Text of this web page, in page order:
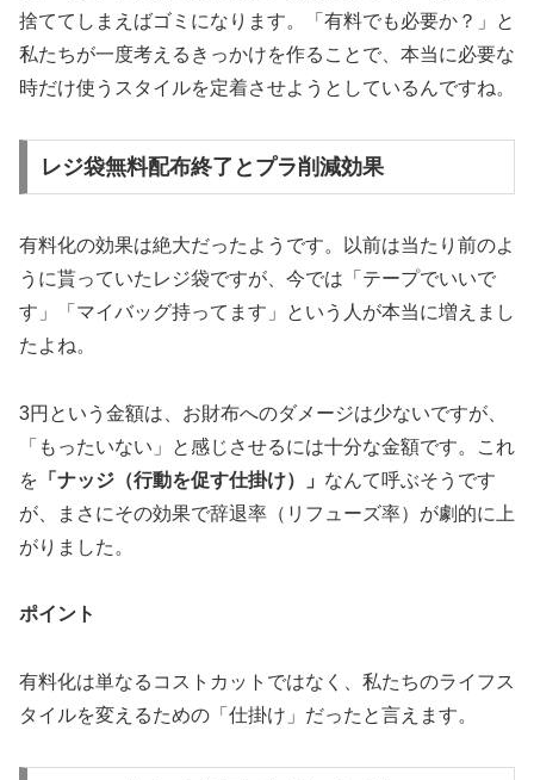
捨ててしまえばゴミになります。「有料でも必要か？」と
私たちが一度考えるきっかけを作ることで、本当に必要な
時だけ使うスタイルを定着させようとしているんですね。
レジ袋無料配布終了とプラ削減効果
有料化の効果は絶大だったようです。以前は当たり前のよ
うに貰っていたレジ袋ですが、今では「テープでいいで
す」「マイバッグ持ってます」という人が本当に増えまし
たよね。
3円という金額は、お財布へのダメージは少ないですが、
「もったいない」と感じさせるには十分な金額です。これ
を 「ナッジ（行動を促す仕掛け）」 なんて呼ぶそうです
が、まさにその効果で辞退率（リフューズ率）が劇的に上
がりました。
ポイント
有料化は単なるコストカットではなく、私たちのライフス
タイルを変えるための「仕掛け」だったと言えます。